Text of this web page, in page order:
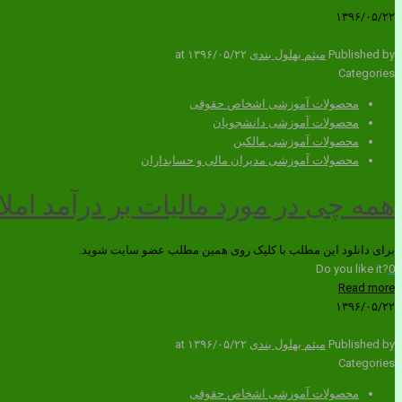
۱۳۹۶/۰۵/۲۲
Published by میثم بهلول بندی at ۱۳۹۶/۰۵/۲۲
Categories
محصولات آموزشی اشخاص حقوقی
محصولات آموزشی دانشجویان
محصولات آموزشی مالکین
محصولات آموزشی مدیران مالی و حسابداران
همه چی در مورد مالیات بر درآمد
برای دانلود این مطلب با کلیک روی همین مطلب عضو سایت شوید.
Do you like it?0
Read more
۱۳۹۶/۰۵/۲۲
Published by میثم بهلول بندی at ۱۳۹۶/۰۵/۲۲
Categories
محصولات آموزشی اشخاص حقوقی